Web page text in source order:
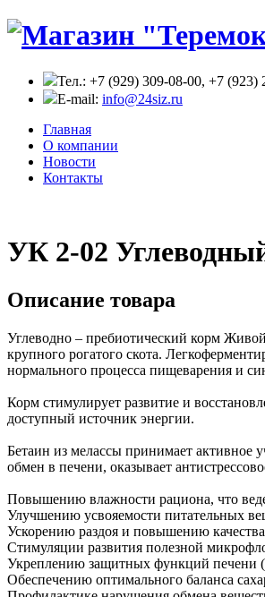
Тел.: +7 (929) 309-08-00, +7 (923)
E-mail: info@24siz.ru
Главная
О компании
Новости
Контакты
УК 2-02
Описание товара
Углеводно – пребиотический корм
крупного рогатого скота.
нормального процесса пищеварения и
Корм стимулирует развитие и
доступный источник энергии.
Бетаин из мелассы принимает активное
обмен в печени, оказывает
Повышению влажности рациона, что
Улучшению усвояемости питательных
Ускорению раздоя и повышению
Стимуляции развития полезной
Укреплению защитных функций печени
Обеспечению оптимального баланса